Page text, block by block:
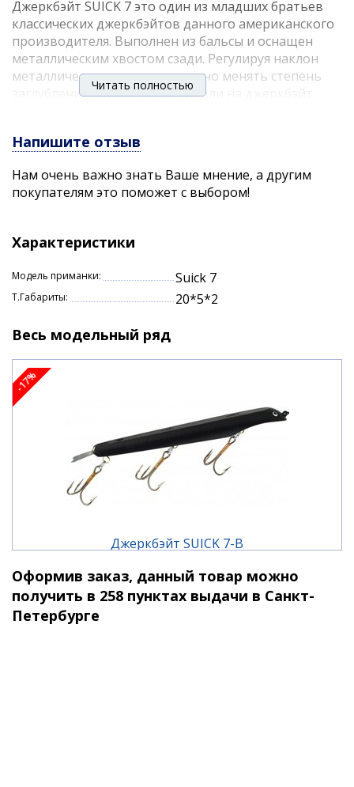
Джеркбэйт SUICK 7 это один из младших братьев
классических джеркбэйтов данного американского
производителя. Выполнен из бальсы и оснащен
металлическим хвостом сзади. Регулируя наклон
металлического хвостика можно менять степень
заглубления приманки. Для ловли на джеркбэйт
спиннинг, ведь основной тип проводки именно
и паузы вплоть до полного всплытия. На этот
джеркбэйт отлично ловится щука, а большой выбор
Длина: 17,5 см.
Читать полностью
Напишите отзыв
Нам очень важно знать Ваше мнение, а другим
покупателям это поможет с выбором!
Характеристики
Модель приманки: Suick 7
Т.Габариты: 20*5*2
Весь модельный ряд
-17%
Джеркбэйт SUICK 7-B
2 010 ₽ 2 420 ₽
Оформив заказ, данный товар можно
получить в 258 пунктах выдачи в Санкт-
Петербурге